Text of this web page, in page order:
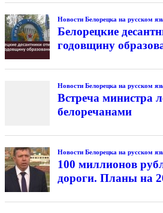
Новости Белорецка на русском
Белорецкие
годовщину
Новости Белорецка на русском
Встреча министра
белоречанами
Новости Белорецка на русском
100 миллионов
дороги. Планы на